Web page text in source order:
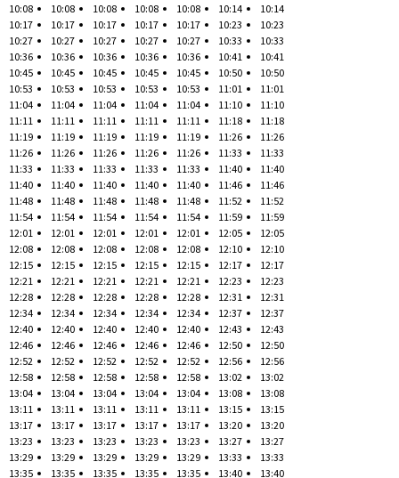
10:08
10:17
10:27
10:36
10:45
10:53
11:04
11:11
11:19
11:26
11:33
11:40
11:48
11:54
12:01
12:08
12:15
12:21
12:28
12:34
12:40
12:46
12:52
12:58
13:04
13:11
13:17
13:23
13:29
13:35
10:08
10:17
10:27
10:36
10:45
10:53
11:04
11:11
11:19
11:26
11:33
11:40
11:48
11:54
12:01
12:08
12:15
12:21
12:28
12:34
12:40
12:46
12:52
12:58
13:04
13:11
13:17
13:23
13:29
13:35
10:08
10:17
10:27
10:36
10:45
10:53
11:04
11:11
11:19
11:26
11:33
11:40
11:48
11:54
12:01
12:08
12:15
12:21
12:28
12:34
12:40
12:46
12:52
12:58
13:04
13:11
13:17
13:23
13:29
13:35
10:08
10:17
10:27
10:36
10:45
10:53
11:04
11:11
11:19
11:26
11:33
11:40
11:48
11:54
12:01
12:08
12:15
12:21
12:28
12:34
12:40
12:46
12:52
12:58
13:04
13:11
13:17
13:23
13:29
13:35
10:08
10:17
10:27
10:36
10:45
10:53
11:04
11:11
11:19
11:26
11:33
11:40
11:48
11:54
12:01
12:08
12:15
12:21
12:28
12:34
12:40
12:46
12:52
12:58
13:04
13:11
13:17
13:23
13:29
13:35
10:14
10:23
10:33
10:41
10:50
11:01
11:10
11:18
11:26
11:33
11:40
11:46
11:52
11:59
12:05
12:10
12:17
12:23
12:31
12:37
12:43
12:50
12:56
13:02
13:08
13:15
13:20
13:27
13:33
13:40
10:14
10:23
10:33
10:41
10:50
11:01
11:10
11:18
11:26
11:33
11:40
11:46
11:52
11:59
12:05
12:10
12:17
12:23
12:31
12:37
12:43
12:50
12:56
13:02
13:08
13:15
13:20
13:27
13:33
13:40